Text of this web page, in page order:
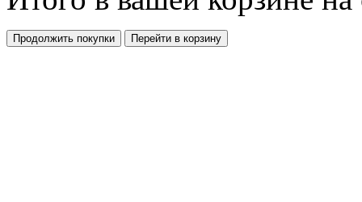
Продолжить покупки Перейти в корзину